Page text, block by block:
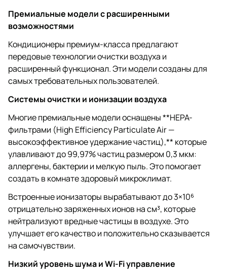
Премиальные модели с расширенными
возможностями
Кондиционеры премиум-класса предлагают
передовые технологии очистки воздуха и
расширенный функционал. Эти модели созданы для
самых требовательных пользователей.
Системы очистки и ионизации воздуха
Многие премиальные модели оснащены **HEPA-
фильтрами (High Efficiency Particulate Air —
высокоэффективное удержание частиц),** которые
улавливают до 99,97% частиц размером 0,3 мкм:
аллергены, бактерии и мелкую пыль. Это помогает
создать в комнате здоровый микроклимат.
Встроенные ионизаторы вырабатывают до 3×10⁶
отрицательно заряженных ионов на см³, которые
нейтрализуют вредные частицы в воздухе. Это
улучшает его качество и положительно сказывается
на самочувствии.
Низкий уровень шума и Wi-Fi управление